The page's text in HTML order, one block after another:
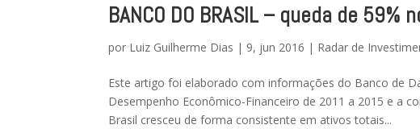
BANCO DO BRASIL – queda de
por Luiz Guilherme Dias | 9, jun 2016 | Radar de
Este artigo foi elaborado com informações do Banco de
Desempenho Econômico-Financeiro de 2011 a 2015 e a
Brasil cresceu de forma consistente em ativos totais...